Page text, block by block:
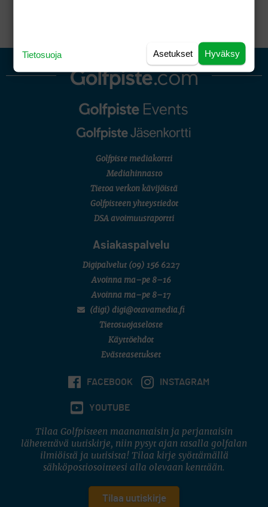
Golfpiste mediakortti
Mediahinnasto
Tietoa verkon kävijöistä
Golfpisteen yhteystiedot
DSA avoimuusraportti
Asiakaspalvelu
Digipalvelut (09) 156 6227
Avoinna ma–pe 8–16
Avoinna ma–pe 8–17
(digi) digi@otavamedia.fi
Tietosuojaseloste
Käyttöehdot
Evästeasetukset
FACEBOOK INSTAGRAM
YOUTUBE
Tilaa Golfpisteen maanantaisin ja perjantaisin
lähetettävä uutiskirje, niin pysyt ajan tasalla golfalan
ilmiöistä ja uutisista! Tilaa kirje syöttämällä
sähköpostiosoitteesi alla olevaan kenttään.
Tilaa uutiskirje
Hyväksy
Asetukset
Tietosuoja